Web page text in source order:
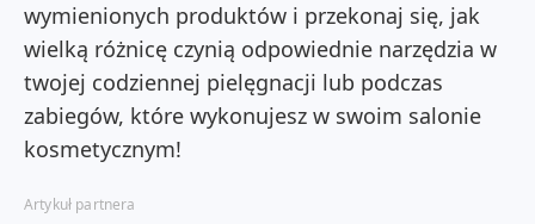
wymienionych produktów i przekonaj się, jak
wielką różnicę czynią odpowiednie narzędzia w
twojej codziennej pielęgnacji lub podczas
zabiegów, które wykonujesz w swoim salonie
kosmetycznym!
Artykuł partnera